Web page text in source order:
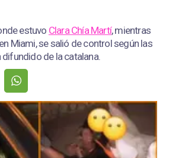
estuvo Clara Chía Martí, mientras
Miami, se salió de control según las
de la catalana.